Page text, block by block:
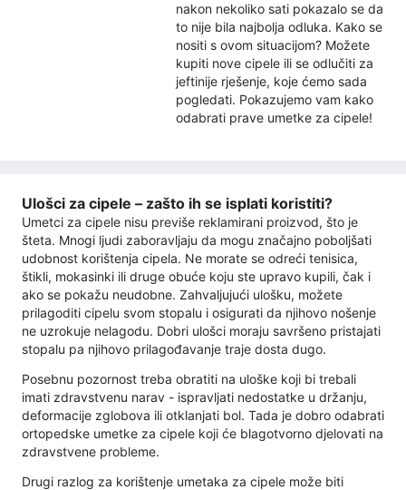
nakon nekoliko sati pokazalo se da
to nije bila najbolja odluka. Kako se
nositi s ovom situacijom? Možete
kupiti nove cipele ili se odlučiti za
jeftinije rješenje, koje ćemo sada
pogledati. Pokazujemo vam kako
odabrati prave umetke za cipele!
Ulošci za cipele – zašto ih se isplati koristiti?
Umetci za cipele nisu previše reklamirani proizvod, što je
šteta. Mnogi ljudi zaboravljaju da mogu značajno poboljšati
udobnost korištenja cipela. Ne morate se odreći tenisica,
štikli, mokasinki ili druge obuće koju ste upravo kupili, čak i
ako se pokažu neudobne. Zahvaljujući ulošku, možete
prilagoditi cipelu svom stopalu i osigurati da njihovo nošenje
ne uzrokuje nelagodu. Dobri ulošci moraju savršeno pristajati
stopalu pa njihovo prilagođavanje traje dosta dugo.
Posebnu pozornost treba obratiti na uloške koji bi trebali
imati zdravstvenu narav - ispravljati nedostatke u držanju,
deformacije zglobova ili otklanjati bol. Tada je dobro odabrati
ortopedske umetke za cipele koji će blagotvorno djelovati na
zdravstvene probleme.
Drugi razlog za korištenje umetaka za cipele može biti